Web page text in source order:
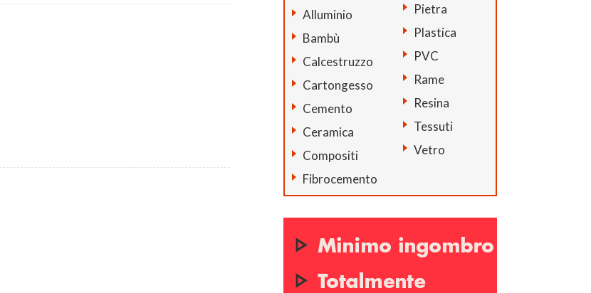
Alluminio
Bambù
Calcestruzzo
Cartongesso
Cemento
Ceramica
Compositi
Fibrocemento
Pietra
Plastica
PVC
Rame
Resina
Tessuti
Vetro